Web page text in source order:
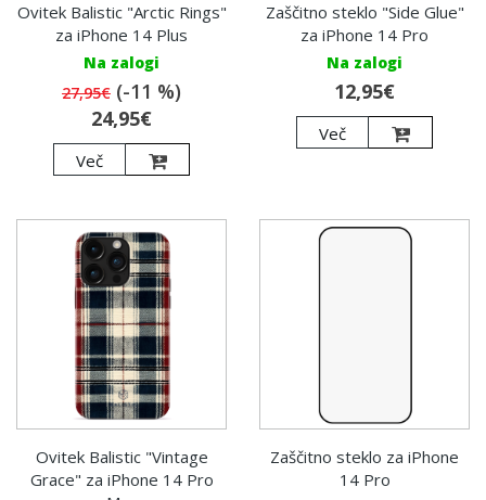
Ovitek Balistic "Arctic Rings"
za iPhone 14 Plus
Na zalogi
27,95€ (-11 %)
24,95€
Več
Zaščitno steklo "Side Glue"
za iPhone 14 Pro
Na zalogi
12,95€
Več
Ovitek Balistic "Vintage
Grace" za iPhone 14 Pro
Zaščitno steklo za iPhone
14 Pro